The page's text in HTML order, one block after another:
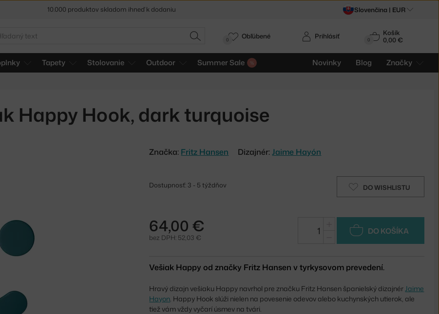
HĽADAŤ 0
Košík
0,00 €
Tapety Stolovanie Outdoor Summer Sale Novinky Blog Značky
Prihlásiť
0 Obľúbené
Happy Hook, dark turquoise
Značka: Fritz Hansen Dizajnér:Jaime Hayón
DO WISHLISTU
Dostupnosť: 3 - 5 týždňov
64,00 €
bez DPH: 52,03 €
DO KOŠÍKA
Vešiak Happy od značky Fritz Hansen v tyrkysovom prevedení.
Hravý dizajn vešiaku Happy navrhol pre značku Fritz Hansen španielský dizajnér Jaime
Hayon . Happy Hook slúži nielen na povesenie odevov alebo kuchynských utierok, ale
tiež vám vždy vyčarí úsmev na tvári.
10.000 produktov skladom ihneď k dodaniu Slovenčina | EUR